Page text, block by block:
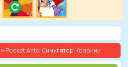
» Pocket Ants: Симулятор Колонии